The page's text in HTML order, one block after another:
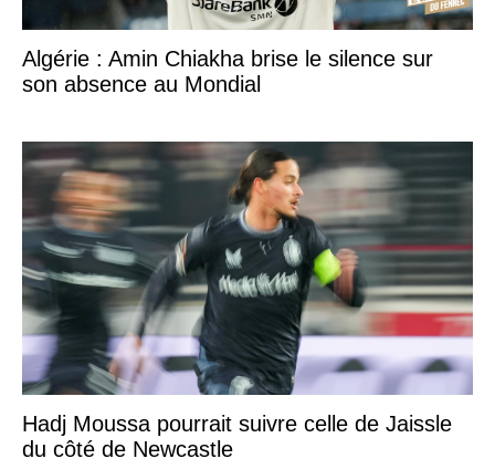
Algérie : Amin Chiakha brise le silence sur
son absence au Mondial
Hadj Moussa pourrait suivre celle de Jaissle
du côté de Newcastle